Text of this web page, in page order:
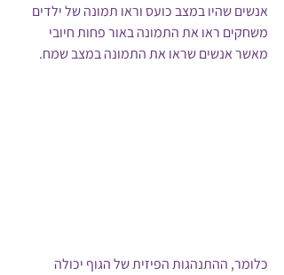
אנשים שהיו במצב כועס וראו תמונה של ילדים
משחקים ראו את התמונה באור פחות חיובי
מאשר אנשים שראו את התמונה במצב שמח.
כלומר, ההתנהגות הפיזית של הגוף יכולה